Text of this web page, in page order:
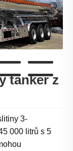
tanker z
3-
000 litrů s 5